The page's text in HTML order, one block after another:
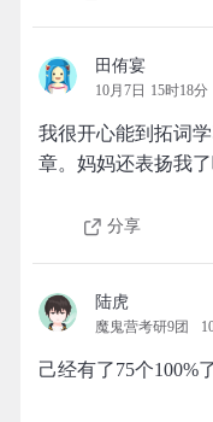
田侑宴
10月7日 15时18分
我很开心能到拓词
章。妈妈还表扬我了
分享
陆虎
魔鬼营考研9团
己经有了75个100%